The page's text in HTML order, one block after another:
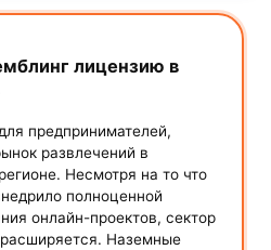
лицензию в
предпринимателей,
развлечений в
Несмотря на то что
полноценной
онлайн-проектов, сектор
расширяется. Наземные